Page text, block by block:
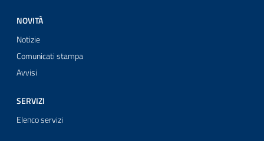
NOVITÀ
Notizie
Comunicati stampa
Avvisi
SERVIZI
Elenco servizi